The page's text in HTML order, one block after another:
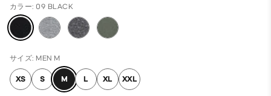
カラー: 09 BLACK
サイズ: MEN M
XS S M L XL XXL